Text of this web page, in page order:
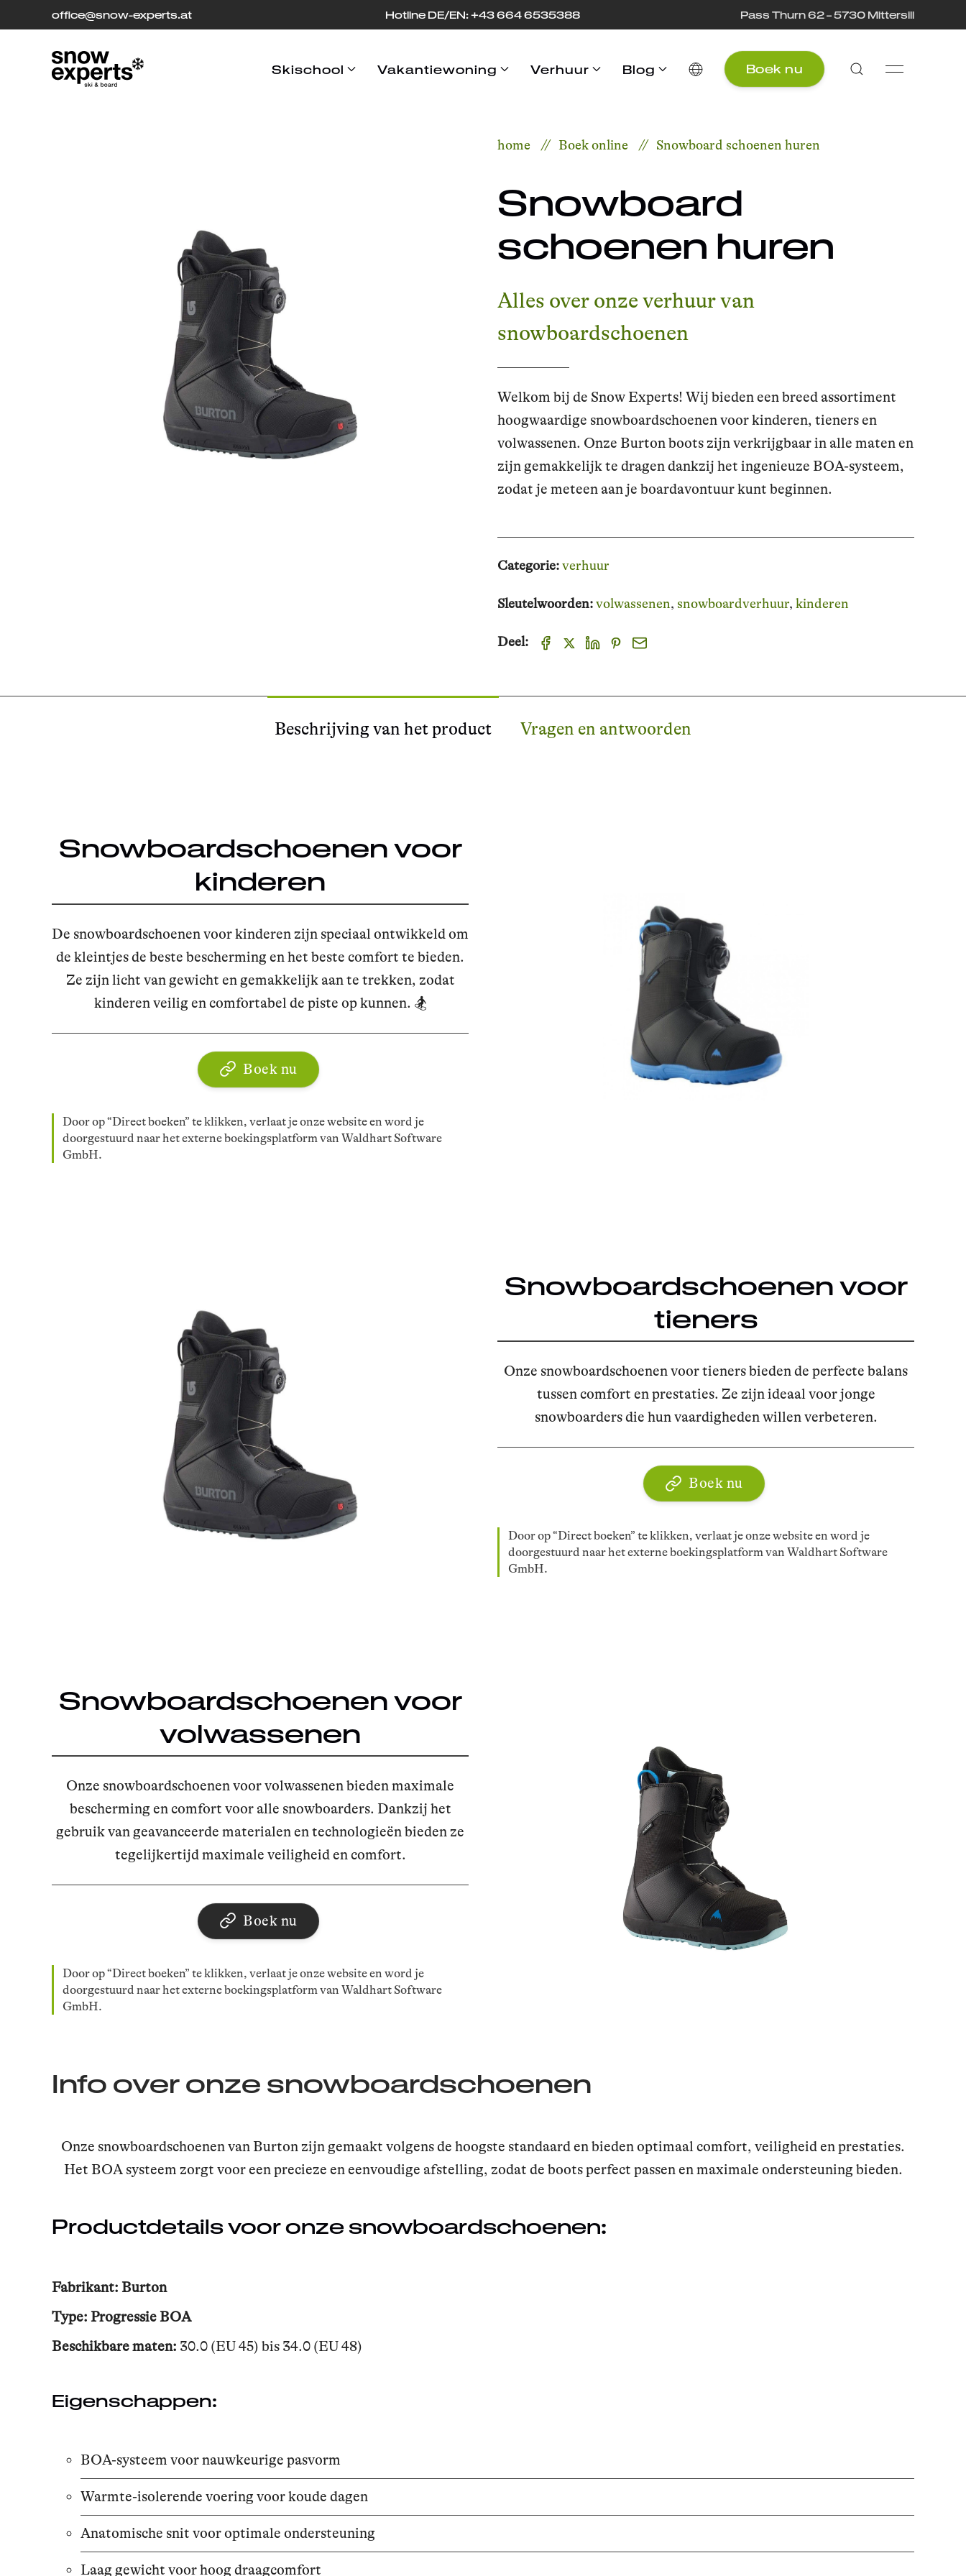
office[at]
@snow-experts.at Hotline DE/EN: +43 664 6535388 Pass Thurn 62 – 5730 Mittersill
Skischool Vakantiewoning Verhuur Blog Boek nu
home Boek online Snowboard schoenen huren
Snowboard
schoenen huren
Alles over onze verhuur van
snowboardschoenen
Welkom bij de Snow Experts! Wij bieden een breed assortiment
hoogwaardige snowboardschoenen voor kinderen, tieners en
volwassenen. Onze Burton boots zijn verkrijgbaar in alle maten en
zijn gemakkelijk te dragen dankzij het ingenieuze BOA-systeem,
zodat je meteen aan je boardavontuur kunt beginnen.
Categorie:verhuur
Sleutelwoorden:volwassenen snowboardverhuur kinderen
Deel:
Beschrijving van het product Vragen en antwoorden
Snowboardschoenen voor
kinderen
De snowboardschoenen voor kinderen zijn speciaal ontwikkeld om
de kleintjes de beste bescherming en het beste comfort te bieden.
Ze zijn licht van gewicht en gemakkelijk aan te trekken, zodat
kinderen veilig en comfortabel de piste op kunnen. 🏂
Boek nu
Door op “Direct boeken” te klikken, verlaat je onze website en word je
doorgestuurd naar het externe boekingsplatform van Waldhart Software
GmbH.
Snowboardschoenen voor
tieners
Onze snowboardschoenen voor tieners bieden de perfecte balans
tussen comfort en prestaties. Ze zijn ideaal voor jonge
snowboarders die hun vaardigheden willen verbeteren.
Boek nu
Door op “Direct boeken” te klikken, verlaat je onze website en word je
doorgestuurd naar het externe boekingsplatform van Waldhart Software
GmbH.
Snowboardschoenen voor
volwassenen
Onze snowboardschoenen voor volwassenen bieden maximale
bescherming en comfort voor alle snowboarders. Dankzij het
gebruik van geavanceerde materialen en technologieën bieden ze
tegelijkertijd maximale veiligheid en comfort.
Boek nu
Door op “Direct boeken” te klikken, verlaat je onze website en word je
doorgestuurd naar het externe boekingsplatform van Waldhart Software
GmbH.
Info over onze snowboardschoenen
Onze snowboardschoenen van Burton zijn gemaakt volgens de hoogste standaard en bieden optimaal comfort, veiligheid en prestaties.
Het BOA systeem zorgt voor een precieze en eenvoudige afstelling, zodat de boots perfect passen en maximale ondersteuning bieden.
Productdetails voor onze snowboardschoenen:
Fabrikant: Burton
Type: Progressie BOA
Beschikbare maten: 30.0 (EU 45) bis 34.0 (EU 48)
Eigenschappen:
BOA-systeem voor nauwkeurige pasvorm
Warmte-isolerende voering voor koude dagen
Anatomische snit voor optimale ondersteuning
Laag gewicht voor hoog draagcomfort